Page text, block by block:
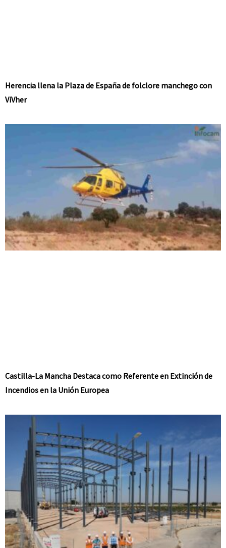
Herencia llena la Plaza de España de folclore manchego con
ViVher
Castilla-La Mancha Destaca como Referente en Extinción de
Incendios en la Unión Europea